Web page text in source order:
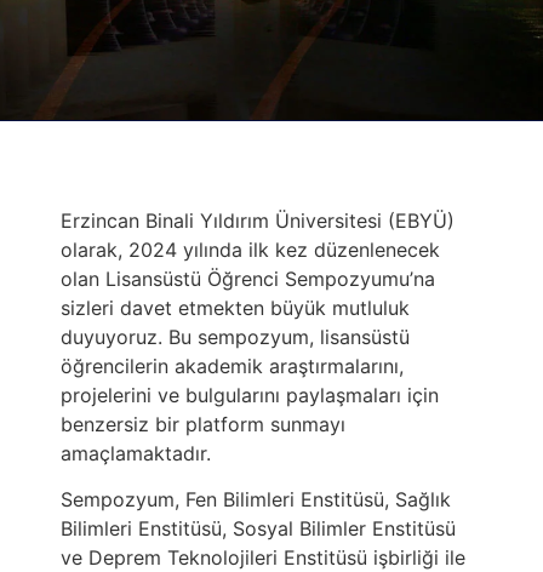
Erzincan Binali Yıldırım Üniversitesi (EBYÜ)
olarak, 2024 yılında ilk kez düzenlenecek
olan Lisansüstü Öğrenci Sempozyumu’na
sizleri davet etmekten büyük mutluluk
duyuyoruz. Bu sempozyum, lisansüstü
öğrencilerin akademik araştırmalarını,
projelerini ve bulgularını paylaşmaları için
benzersiz bir platform sunmayı
amaçlamaktadır.
Sempozyum, Fen Bilimleri Enstitüsü, Sağlık
Bilimleri Enstitüsü, Sosyal Bilimler Enstitüsü
ve Deprem Teknolojileri Enstitüsü işbirliği ile